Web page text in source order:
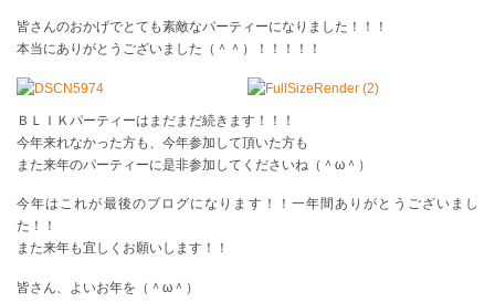
皆さんのおかげでとても素敵なパーティーになりました！！！
本当にありがとうございました（＾＾）！！！！！
ＢＬＩＫパーティーはまだまだ続きます！！！
今年来れなかった方も、今年参加して頂いた方も
また来年のパーティーに是非参加してくださいね（＾ω＾）
今年はこれが最後のブログになります！！一年間ありがとうございまし
た！！
また来年も宜しくお願いします！！
皆さん、よいお年を（＾ω＾）